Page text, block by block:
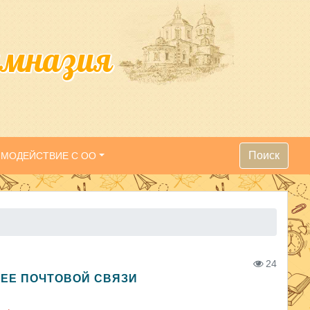
С ОО Поиск
24
ПОЧТОВОЙ СВЯЗИ